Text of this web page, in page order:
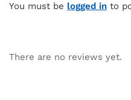
You must be logged in to
There are no reviews yet.